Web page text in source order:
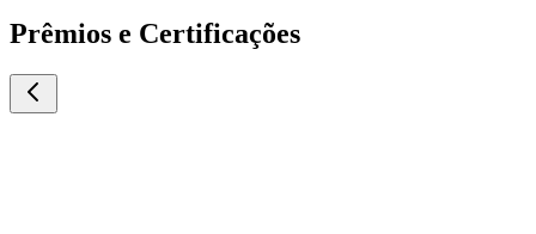
Prêmios e Certificações